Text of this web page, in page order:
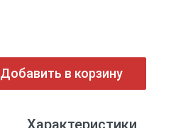
Добавить в корзину
Характеристики